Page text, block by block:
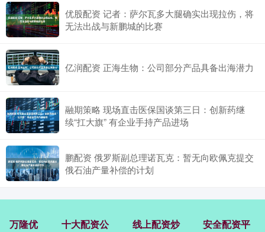
优股配资 记者：萨尔瓦多大腿确实出现拉伤，将
无法出战与新鹏城的比赛
亿润配资 正海生物：公司部分产品具备出海潜力
融期策略 现场直击医保国谈第三日：创新药继
续“扛大旗” 有企业手持产品进场
鹏配资 俄罗斯副总理诺瓦克：暂无向欧佩克提交
俄石油产量补偿的计划
万隆优
十大配资公
线上配资炒
安全配资平